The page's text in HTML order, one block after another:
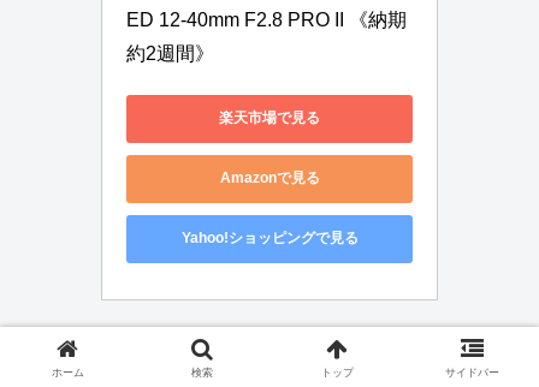
ED 12-40mm F2.8 PRO II 《納期
約2週間》
楽天市場で見る
Amazonで見る
Yahoo!ショッピングで見る
M.ZUIKO DIGITAL ED 12-100mm F4.0 IS
ホーム 検索 トップ サイドバー